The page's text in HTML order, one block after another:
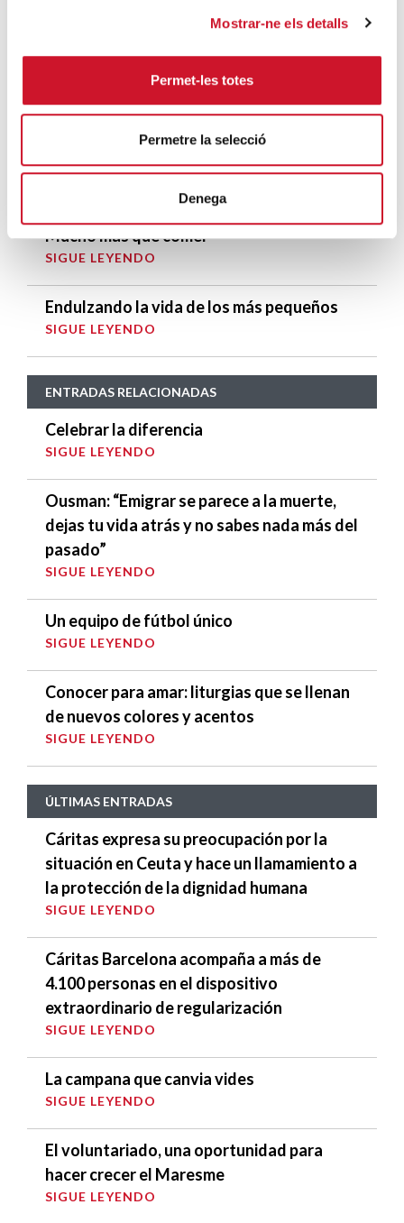
Mostrar-ne els detalls
Permet-les totes
Permetre la selecció
Denega
ENTRADAS MÁS POPULARES
SIGUE LEYENDO
Un ropero a la última moda
Mucho más que comer
SIGUE LEYENDO
Endulzando la vida de los más pequeños
SIGUE LEYENDO
ENTRADAS RELACIONADAS
Celebrar la diferencia
SIGUE LEYENDO
Ousman: “Emigrar se parece a la muerte,
dejas tu vida atrás y no sabes nada más del
pasado”
SIGUE LEYENDO
Un equipo de fútbol único
SIGUE LEYENDO
Conocer para amar: liturgias que se llenan
de nuevos colores y acentos
SIGUE LEYENDO
ÚLTIMAS ENTRADAS
Cáritas expresa su preocupación por la
situación en Ceuta y hace un llamamiento a
la protección de la dignidad humana
SIGUE LEYENDO
Cáritas Barcelona acompaña a más de
4.100 personas en el dispositivo
extraordinario de regularización
SIGUE LEYENDO
La campana que canvia vides
SIGUE LEYENDO
El voluntariado, una oportunidad para
hacer crecer el Maresme
SIGUE LEYENDO